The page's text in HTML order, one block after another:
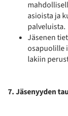
asioista ja
palveluista.
Jäsenen
osapuolille
lakiin
7. Jäsenyyden